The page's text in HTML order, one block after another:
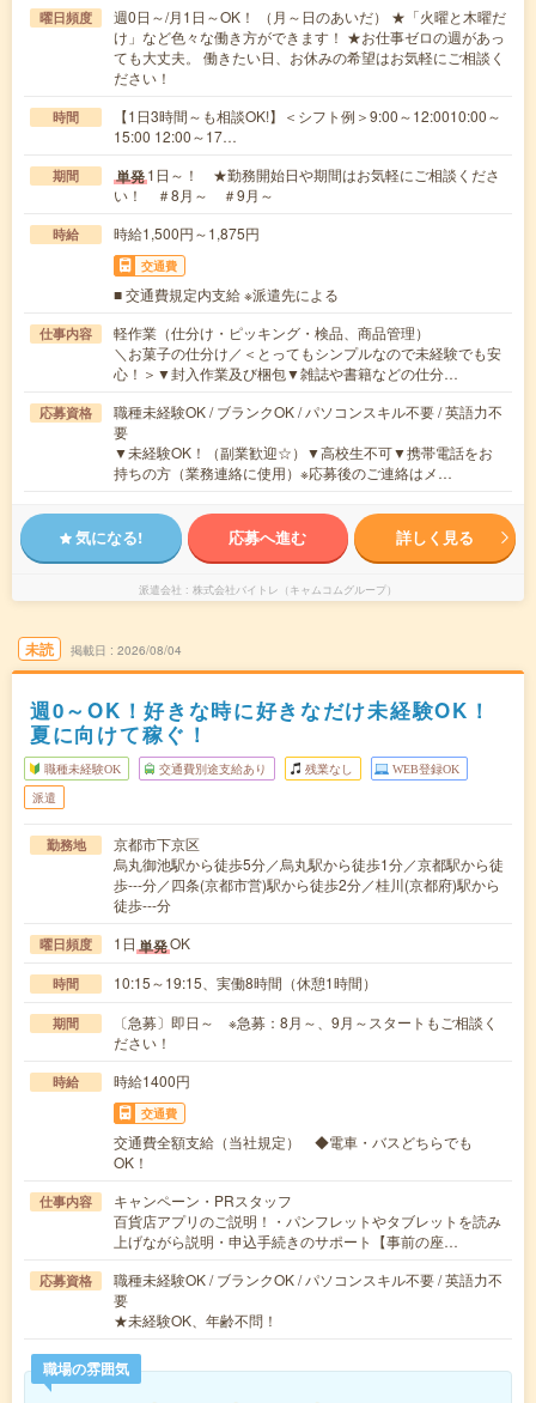
曜日頻度
週0日～/月1日～OK！ （月～日のあいだ） ★「火曜と木曜だ
け」など色々な働き方ができます！ ★お仕事ゼロの週があっ
ても大丈夫。 働きたい日、お休みの希望はお気軽にご相談く
ださい！
時間
【1日3時間～も相談OK!】＜シフト例＞9:00～12:0010:00～
15:00 12:00～17…
期間 単発1日～！ ★勤務開始日や期間はお気軽にご相談くださ
い！ ＃8月～ ＃9月～
時給 時給1,500円～1,875円
交通費
■ 交通費規定内支給 ※派遣先による
仕事内容
軽作業（仕分け・ピッキング・検品、商品管理）
＼お菓子の仕分け／＜とってもシンプルなので未経験でも安
心！＞▼封入作業及び梱包▼雑誌や書籍などの仕分…
応募資格
職種未経験OK / ブランクOK / パソコンスキル不要 / 英語力不
要
▼未経験OK！（副業歓迎☆）▼高校生不可▼携帯電話をお
持ちの方（業務連絡に使用）※応募後のご連絡はメ…
気になる! 応募へ進む 詳しく見る
派遣会社 株式会社バイトレ（キャムコムグループ）
未読 掲載日 2026/08/04
週0～OK！好きな時に好きなだけ未経験OK！
夏に向けて稼ぐ！
職種未経験OK 交通費別途支給あり 残業なし WEB登録OK
派遣
勤務地
京都市下京区
烏丸御池駅から徒歩5分／烏丸駅から徒歩1分／京都駅から徒
歩---分／四条(京都市営)駅から徒歩2分／桂川(京都府)駅から
徒歩---分
曜日頻度 1日 単発OK
時間 10:15～19:15、実働8時間（休憩1時間）
期間
〔急募〕即日～ ※急募：8月～、9月～スタートもご相談く
ださい！
時給 時給1400円
交通費
交通費全額支給（当社規定） ◆電車・バスどちらでも
OK！
仕事内容
キャンペーン・PRスタッフ
百貨店アプリのご説明！・パンフレットやタブレットを読み
上げながら説明・申込手続きのサポート【事前の座…
応募資格
職種未経験OK / ブランクOK / パソコンスキル不要 / 英語力不
要
★未経験OK、年齢不問！
職場の雰囲気